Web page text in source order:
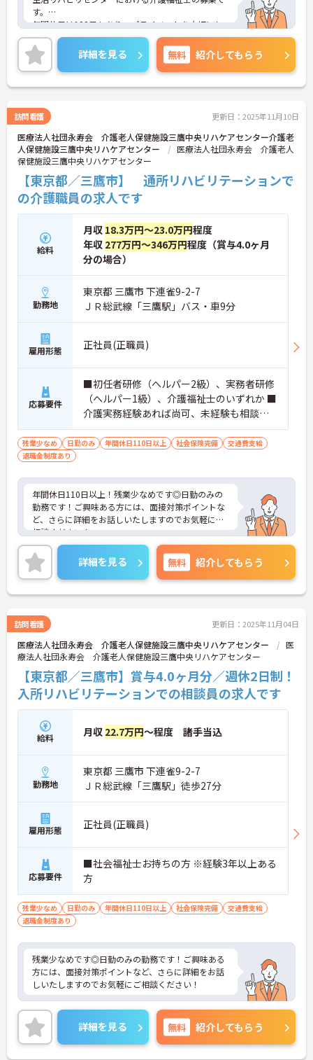
す。
年間休日は122日もあり、プライベートを大切にし
ながらご勤務いただけます。また、賞与は4.55ヶ月
分の支給実績があり、頑張りがきちんと評価される
職場です。
ご興味のある方には、面接対策ポイントなど、さら
に詳細をお話しいたしますのでお気軽にご相談くだ
詳細を見る 無料 紹介してもらう
訪問看護 更新日：2025年11月10日
医療法人社団永寿会 介護老人保健施設三鷹中央リハケアセンター介護老
人保健施設三鷹中央リハケアセンター
医療法人社団永寿会 介護老人
保健施設三鷹中央リハケアセンター
【東京都／三鷹市】 通所リハビリテーションで
の介護職員の求人です
給料
月収 18.3万円～23.0万円程度
年収 277万円～346万円程度（賞与4.0ヶ月
分の場合）
勤務地
東京都 三鷹市 下連雀9-2-7
ＪＲ総武線「三鷹駅」バス・車9分
雇用形態 正社員(正職員)
応募要件
■初任者研修（ヘルパー2級）、実務者研修
（ヘルパー1級）、介護福祉士のいずれか ■
介護実務経験あれば尚可、未経験も相談可
■普通自動車運転免許（AT限定可）
残業少なめ 日勤のみ 年間休日110日以上 社会保険完備
交通費支給
退職金制度あり
年間休日110日以上！残業少なめです◎日勤のみの
勤務です！ご興味ある方には、面接対策ポイントな
ど、さらに詳細をお話しいたしますのでお気軽にご
相談ください！
詳細を見る 無料 紹介してもらう
訪問看護 更新日：2025年11月04日
医療法人社団永寿会 介護老人保健施設三鷹中央リハケアセンター
医
療法人社団永寿会 介護老人保健施設三鷹中央リハケアセンター
【東京都／三鷹市】賞与4.0ヶ月分／週休2日制！
入所リハビリテーションでの相談員の求人です
給料 月収 22.7万円～程度 諸手当込
勤務地
東京都 三鷹市 下連雀9-2-7
ＪＲ総武線「三鷹駅」徒歩27分
雇用形態 正社員(正職員)
応募要件
■社会福祉士お持ちの方 ※経験3年以上ある
方
残業少なめ 日勤のみ 年間休日110日以上 社会保険完備
交通費支給
退職金制度あり
残業少なめです◎日勤のみの勤務です！ご興味ある
方には、面接対策ポイントなど、さらに詳細をお話
しいたしますのでお気軽にご相談ください！
詳細を見る 無料 紹介してもらう